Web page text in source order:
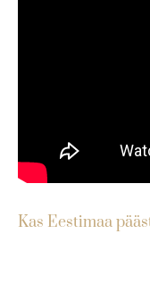
Kas Eestimaa